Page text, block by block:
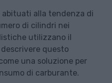
abituati alla tendenza di
di cilindri nei
utilizzano il
questo
una soluzione per
di carburante.